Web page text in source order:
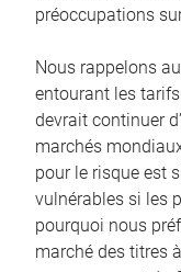
préoccupations
Nous rappelons
entourant les
devrait continuer
marchés
pour le risque est
vulnérables si les
pourquoi nous
marché des titres